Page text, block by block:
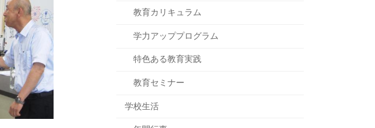
教育カリキュラム
学力アッププログラム
特色ある教育実践
教育セミナー
学校生活